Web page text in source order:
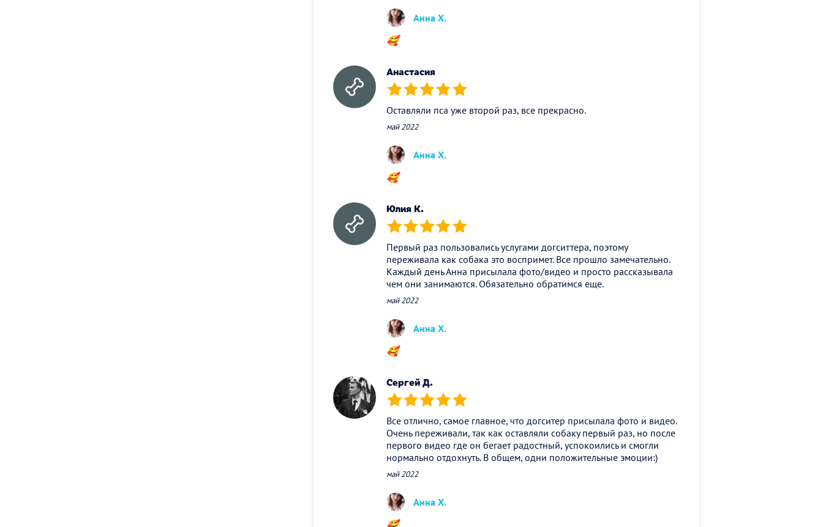
Анна Х.
🥰
Анастасия
(*) (*) (*) (*) (*)
Оставляли пса уже второй раз, все прекрасно.
май 2022
Анна Х.
🥰
Юлия К.
(*) (*) (*) (*) (*)
Первый раз пользовались услугами догситтера, поэтому
переживала как собака это воспримет. Все прошло замечательно.
Каждый день Анна присылала фото/видео и просто рассказывала
чем они занимаются. Обязательно обратимся еще.
май 2022
Анна Х.
🥰
Сергей Д.
(*) (*) (*) (*) (*)
Все отлично, самое главное, что догситер присылала фото и видео.
Очень переживали, так как оставляли собаку первый раз, но после
первого видео где он бегает радостный, успокоились и смогли
нормально отдохнуть. В общем, одни положительные эмоции:)
май 2022
Анна Х.